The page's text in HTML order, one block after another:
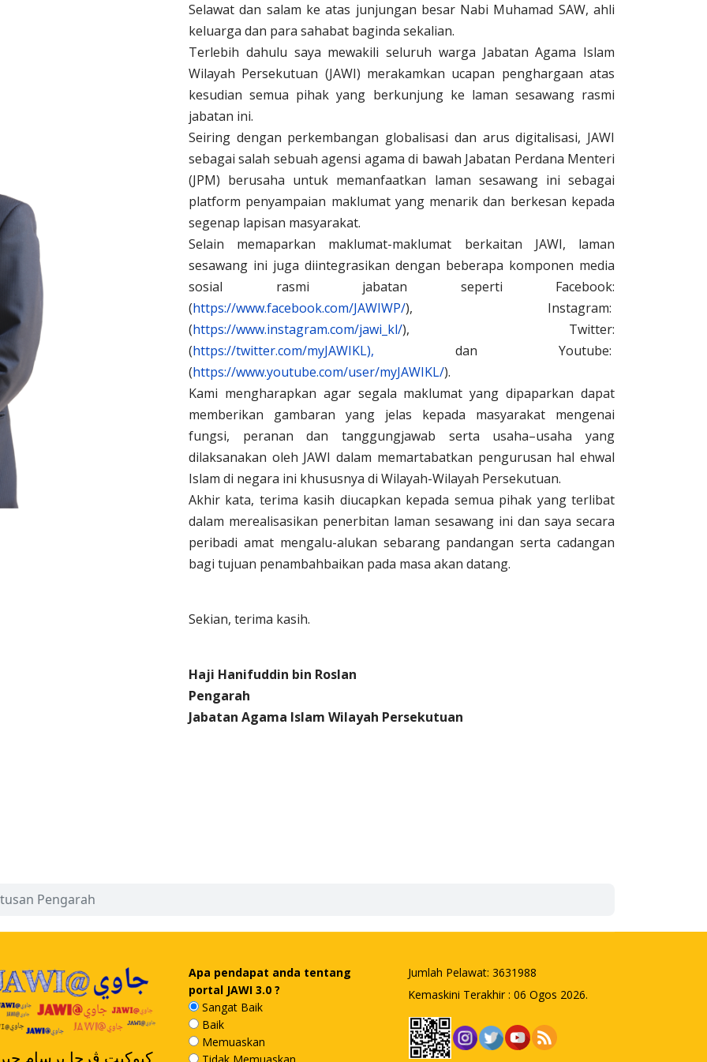
Selawat dan salam ke atas junjungan besar Nabi Muhamad SAW, ahli
keluarga dan para sahabat baginda sekalian.
Terlebih dahulu saya mewakili seluruh warga Jabatan Agama Islam
Wilayah Persekutuan (JAWI) merakamkan ucapan penghargaan atas
kesudian semua pihak yang berkunjung ke laman sesawang rasmi
jabatan ini.
Seiring dengan perkembangan globalisasi dan arus digitalisasi, JAWI
sebagai salah sebuah agensi agama di bawah Jabatan Perdana Menteri
(JPM) berusaha untuk memanfaatkan laman sesawang ini sebagai
platform penyampaian maklumat yang menarik dan berkesan kepada
segenap lapisan masyarakat.
Selain memaparkan maklumat-maklumat berkaitan JAWI, laman
sesawang ini juga diintegrasikan dengan beberapa komponen media
sosial rasmi jabatan seperti Facebook:
(https://www.facebook.com/JAWIWP/), Instagram:
(https://www.instagram.com/jawi_kl/), Twitter:
(https://twitter.com/myJAWIKL), dan Youtube:
(https://www.youtube.com/user/myJAWIKL/).
Kami mengharapkan agar segala maklumat yang dipaparkan dapat
memberikan gambaran yang jelas kepada masyarakat mengenai
fungsi, peranan dan tanggungjawab serta usaha–usaha yang
dilaksanakan oleh JAWI dalam memartabatkan pengurusan hal ehwal
Islam di negara ini khususnya di Wilayah-Wilayah Persekutuan.
Akhir kata, terima kasih diucapkan kepada semua pihak yang terlibat
dalam merealisasikan penerbitan laman sesawang ini dan saya secara
peribadi amat mengalu-alukan sebarang pandangan serta cadangan
bagi tujuan penambahbaikan pada masa akan datang.
Sekian, terima kasih.
Haji Hanifuddin bin Roslan
Pengarah
Jabatan Agama Islam Wilayah Persekutuan
Pengarah
،کبوکيت ڤرچا برسام
Apa pendapat anda tentang
portal JAWI 3.0 ?
Sangat Baik
Baik
Memuaskan
Jumlah Pelawat: 3631988
Kemaskini Terakhir : 06 Ogos 2026.